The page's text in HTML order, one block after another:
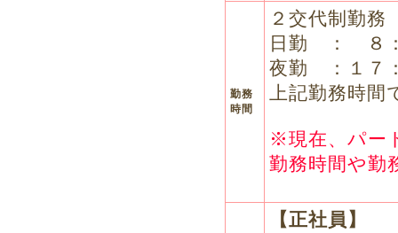
勤務
時間
２交代制勤務
日勤 ： ８
夜勤 ：１７
上記勤務時
※現在、パー
勤務時間や勤
【正社員】